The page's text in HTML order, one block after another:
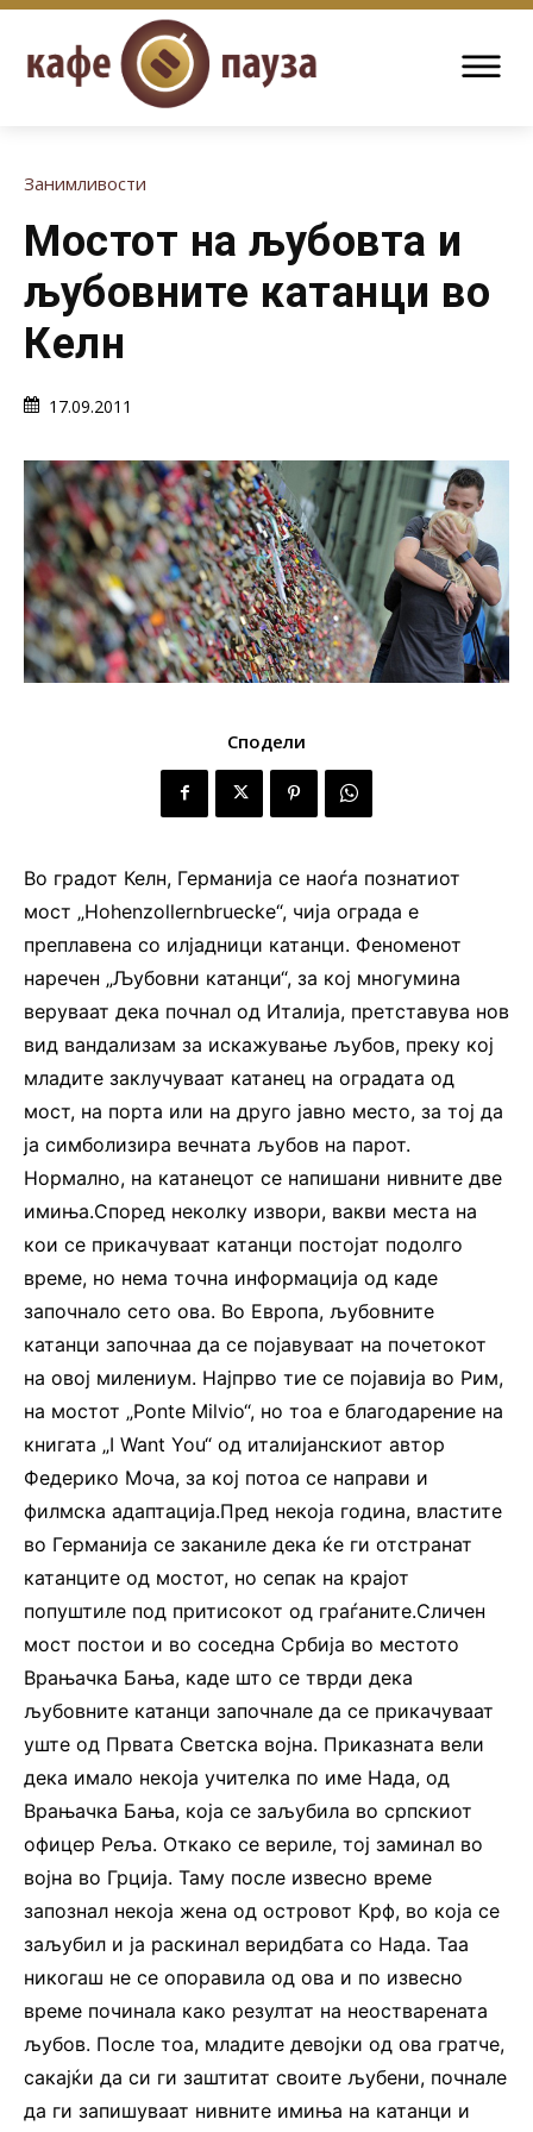
Занимливости
Мостот на љубовта и
љубовните катанци во
Келн
17.09.2011
Сподели
Во градот Келн, Германија се наоѓа познатиот
мост „Hohenzollernbruecke“, чија ограда е
преплавена со илјадници катанци. Феноменот
наречен „Љубовни катанци“, за кој многумина
веруваат дека почнал од Италија, претставува нов
вид вандализам за искажување љубов, преку кој
младите заклучуваат катанец на оградата од
мост, на порта или на друго јавно место, за тој да
ја симболизира вечната љубов на парот.
Нормално, на катанецот се напишани нивните две
имиња.Според неколку извори, вакви места на
кои се прикачуваат катанци постојат подолго
време, но нема точна информација од каде
започнало сето ова. Во Европа, љубовните
катанци започнаа да се појавуваат на почетокот
на овој милениум. Најпрво тие се појавија во Рим,
на мостот „Ponte Milvio“, но тоа е благодарение на
книгата „I Want You“ од италијанскиот автор
Федерико Моча, за кој потоа се направи и
филмска адаптација.Пред некоја година, властите
во Германија се заканиле дека ќе ги отстранат
катанците од мостот, но сепак на крајот
попуштиле под притисокот од граѓаните.Сличен
мост постои и во соседна Србија во местото
Врањачка Бања, каде што се тврди дека
љубовните катанци започнале да се прикачуваат
уште од Првата Светска војна. Приказната вели
дека имало некоја учителка по име Нада, од
Врањачка Бања, која се заљубила во српскиот
офицер Реља. Откако се вериле, тој заминал во
војна во Грција. Таму после извесно време
запознал некоја жена од островот Крф, во која се
заљубил и ја раскинал веридбата со Нада. Таа
никогаш не се опоравила од ова и по извесно
време починала како резултат на неостварената
љубов. После тоа, младите девојки од ова гратче,
сакајќи да си ги заштитат своите љубени, почнале
да ги запишуваат нивните имиња на катанци и